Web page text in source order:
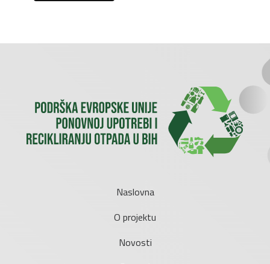
Naslovna
O projektu
Novosti